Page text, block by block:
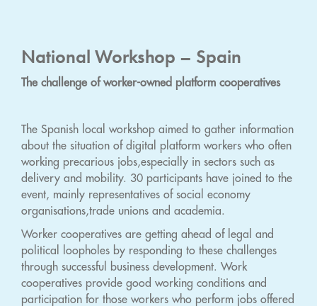
National Workshop – Spain
The challenge of worker-owned platform cooperatives
The Spanish local workshop aimed to gather information
about the situation of digital platform workers who often
working precarious jobs,especially in sectors such as
delivery and mobility. 30 participants have joined to the
event, mainly representatives of social economy
organisations,trade unions and academia.
Worker cooperatives are getting ahead of legal and
political loopholes by responding to these challenges
through successful business development. Work
cooperatives provide good working conditions and
participation for those workers who perform jobs offered